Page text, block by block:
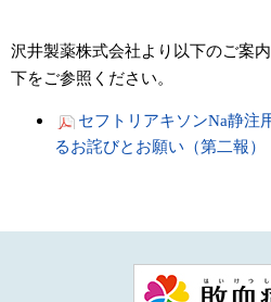
沢井製薬株式会社より以下のご案
下をご参照ください。
セフトリアキソンNa静注
るお詫びとお願い（第二報）